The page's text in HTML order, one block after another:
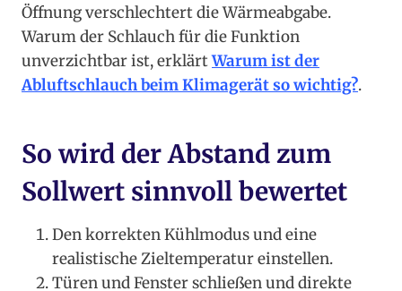
Öffnung verschlechtert die Wärmeabgabe.
Warum der Schlauch für die Funktion
unverzichtbar ist, erklärtWarum ist der
Abluftschlauch beim Klimagerät so wichtig?.
So wird der Abstand zum
Sollwert sinnvoll bewertet
Den korrekten Kühlmodus und eine
realistische Zieltemperatur einstellen.
Türen und Fenster schließen und direkte